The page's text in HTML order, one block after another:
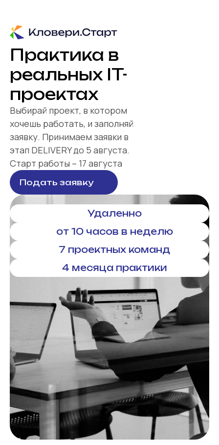
Практика в
реальных IT-
проектах
Выбирай проект, в котором
хочешь работать, и заполняй
заявку. Принимаем заявки в
этап DELIVERY до 5 августа.
Старт работы – 17 августа
Подать заявку
Удаленно
от 10 часов в неделю
7 проектных команд
4 месяца практики